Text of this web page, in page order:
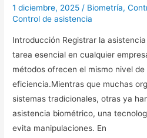
1 diciembre, 2025 / Biometría,
Control de asistencia
Introducción Registrar la
tarea esencial en cualquier
métodos ofrecen el mismo nivel
eficiencia.Mientras que muchas
sistemas tradicionales, otras ya
asistencia biométrico, una
evita manipulaciones. En